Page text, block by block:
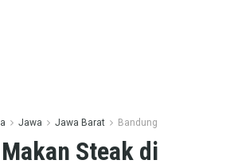
Jawa Jawa Barat Bandung
Steak di